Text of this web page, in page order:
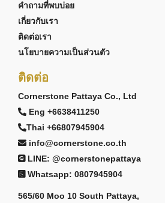
คำถามที่พบบ่อย
เกี่ยวกับเรา
ติดต่อเรา
นโยบายความเป็นส่วนตัว
ติดต่อ
Cornerstone Pattaya Co., Ltd
Eng +6638411250
Thai +66807945904
info@cornerstone.co.th
LINE: @cornerstonepattaya
Whatsapp: 0807945904
565/60 Moo 10 South Pattaya,